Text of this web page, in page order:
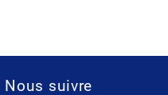
Nous suivre